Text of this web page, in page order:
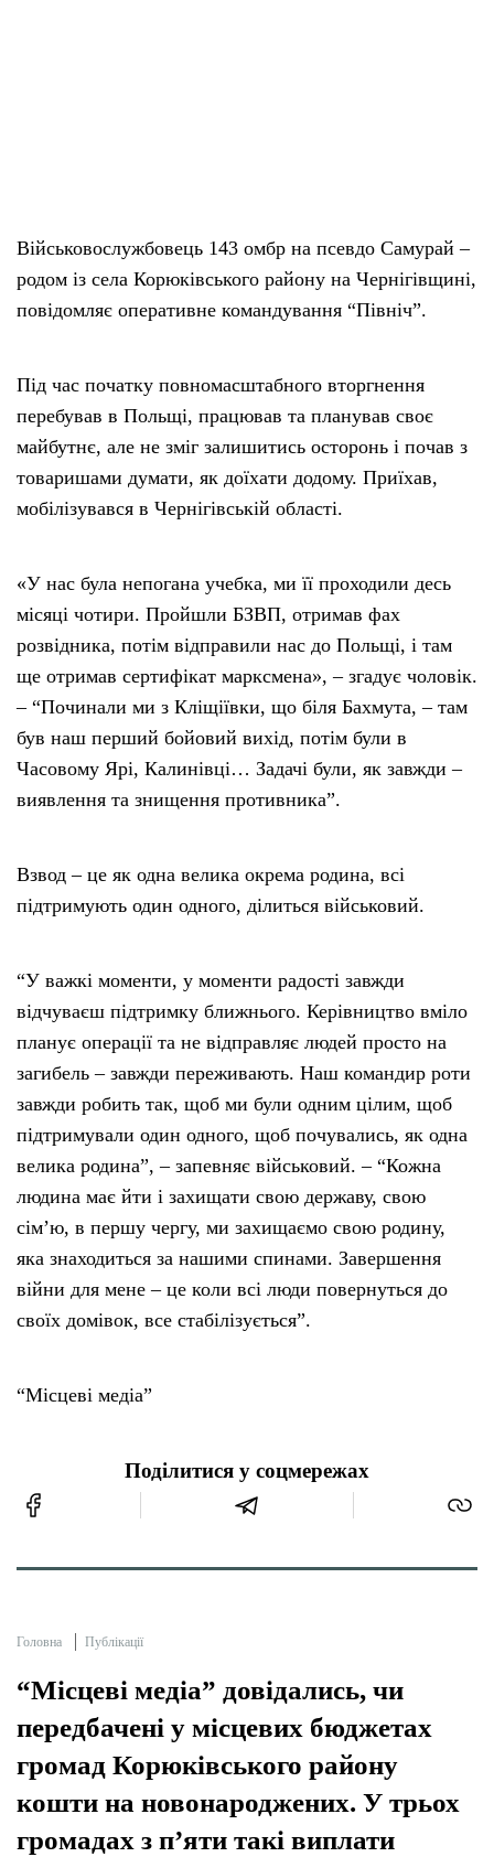
Військовослужбовець 143 омбр на псевдо Самурай –
родом із села Корюківського району на Чернігівщині,
повідомляє оперативне командування “Північ”.
Під час початку повномасштабного вторгнення
перебував в Польщі, працював та планував своє
майбутнє, але не зміг залишитись осторонь і почав з
товаришами думати, як доїхати додому. Приїхав,
мобілізувався в Чернігівській області.
«У нас була непогана учебка, ми її проходили десь
місяці чотири. Пройшли БЗВП, отримав фах
розвідника, потім відправили нас до Польщі, і там
ще отримав сертифікат марксмена», – згадує чоловік.
– “Починали ми з Кліщіївки, що біля Бахмута, – там
був наш перший бойовий вихід, потім були в
Часовому Ярі, Калинівці… Задачі були, як завжди –
виявлення та знищення противника”.
Взвод – це як одна велика окрема родина, всі
підтримують один одного, ділиться військовий.
“У важкі моменти, у моменти радості завжди
відчуваєш підтримку ближнього. Керівництво вміло
планує операції та не відправляє людей просто на
загибель – завжди переживають. Наш командир роти
завжди робить так, щоб ми були одним цілим, щоб
підтримували один одного, щоб почувались, як одна
велика родина”, – запевняє військовий. – “Кожна
людина має йти і захищати свою державу, свою
сім’ю, в першу чергу, ми захищаємо свою родину,
яка знаходиться за нашими спинами. Завершення
війни для мене – це коли всі люди повернуться до
своїх домівок, все стабілізується”.
“Місцеві медіа”
Поділитися у соцмережах
Головна Публікації
“Місцеві медіа” довідались, чи
передбачені у місцевих бюджетах
громад Корюківського району
кошти на новонароджених. У трьох
громадах з п’яти такі виплати